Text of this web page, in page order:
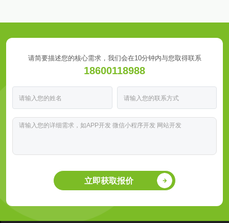
请简要描述您的核心需求，我们会在10分钟内与您取得联系
18600118988
立即获取报价